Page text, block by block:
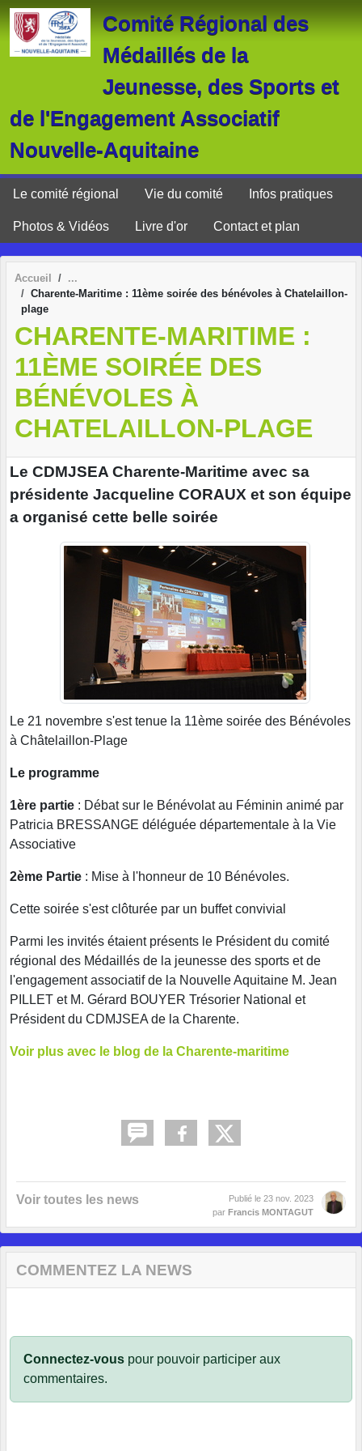
Comité Régional des
Médaillés de la
Jeunesse, des Sports et
de l'Engagement Associatif
Nouvelle-Aquitaine
Le comité régional Vie du comité Infos pratiques
Photos & Vidéos Livre d'or Contact et plan
Accueil
Charente-Maritime : 11ème soirée des bénévoles à Chatelaillon-
plage
CHARENTE-MARITIME :
11ÈME SOIRÉE DES
BÉNÉVOLES À
CHATELAILLON-PLAGE
Le CDMJSEA Charente-Maritime avec sa
présidente Jacqueline CORAUX et son équipe
a organisé cette belle soirée
Le 21 novembre s'est tenue la 11ème soirée des Bénévoles
à Châtelaillon-Plage
Le programme
1ère partie : Débat sur le Bénévolat au Féminin animé par
Patricia BRESSANGE déléguée départementale à la Vie
Associative
2ème Partie : Mise à l'honneur de 10 Bénévoles.
Cette soirée s'est clôturée par un buffet convivial
Parmi les invités étaient présents le Président du comité
régional des Médaillés de la jeunesse des sports et de
l'engagement associatif de la Nouvelle Aquitaine M. Jean
PILLET et M. Gérard BOUYER Trésorier National et
Président du CDMJSEA de la Charente.
Voir plus avec le blog de la Charente-maritime
Voir toutes les news Publié le 23 nov. 2023
par Francis MONTAGUT
COMMENTEZ LA NEWS
Connectez-vous pour pouvoir participer aux
commentaires.
Panneau de gestion des cookies